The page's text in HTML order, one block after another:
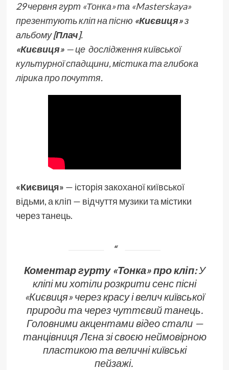
29 червня гурт «Тонка»та «Masterskaya»
презентують кліп на пісню «Києвиця»з
альбому[Плач].
«Києвиця»— це дослідження київської
культурної спадщини, містика та глибока
лірика про почуття.
«Києвиця» — історія закоханої київської
відьми, а кліп — відчуття музики та містики
через танець.
Коментар гурту «Тонка» про кліп:У
кліпі ми хотіли розкрити сенс пісні
«Києвиця» через красу і велич київської
природи та через чуттєвий танець.
Головними акцентами відео стали —
танцівниця Лєна зі своєю неймовірною
пластикою та величні київські
пейзажі.